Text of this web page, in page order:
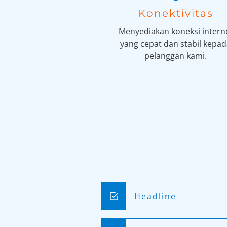
Konektivitas
Menyediakan koneksi
yang cepat dan stabil
pelanggan kami.
Headline